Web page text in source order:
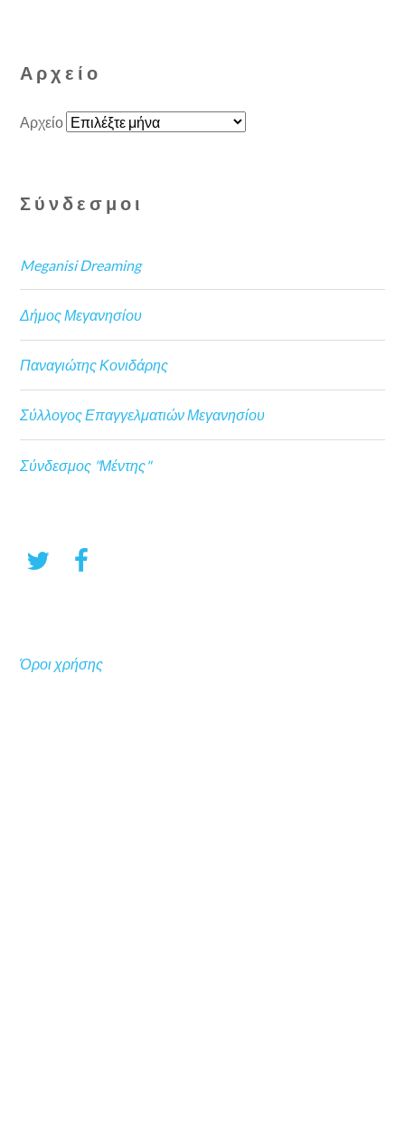
Αρχείο
Αρχείο
Σύνδεσμοι
Meganisi Dreaming
Δήμος Μεγανησίου
Παναγιώτης Κονιδάρης
Σύλλογος Επαγγελματιών Μεγανησίου
Σύνδεσμος "Μέντης"
Όροι χρήσης